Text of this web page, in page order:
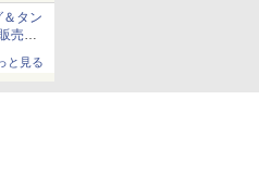
タン
売の
と見る